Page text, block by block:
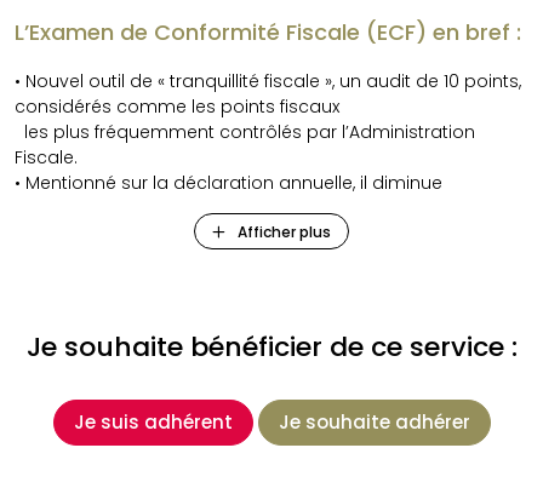
L’Examen de Conformité Fiscale (ECF) en bref :
• Nouvel outil de « tranquillité fiscale », un audit de 10 points,
considérés comme les points fiscaux
les plus fréquemment contrôlés par l’Administration
Fiscale.
• Mentionné sur la déclaration annuelle, il diminue
sensiblement le risque d’un contrôle fiscal.
forme juridique (individuelle ou société), leur régime
catégorie d’imposition (BIC, BNC, BA), leur niveau de chiffre
d’affaires.
Afficher plus
Je souhaite bénéficier de ce service :
Je suis adhérent Je souhaite adhérer